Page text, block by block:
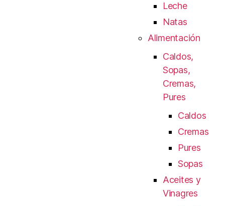
Leche
Natas
Alimentación
Caldos,
Sopas,
Cremas,
Pures
Caldos
Cremas
Pures
Sopas
Aceites y
Vinagres